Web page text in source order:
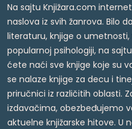
Na sajtu Knjižara.com
naslova iz svih žanrova. Bilo
literaturu, knjige o umetnosti,
popularnoj psihologiji, na
ćete naći sve knjige koje su
se nalaze knjige za decu i
priručnici iz različitih oblasti.
izdavačima, obezbeđujemo
aktuelne knjižarske hitove. U